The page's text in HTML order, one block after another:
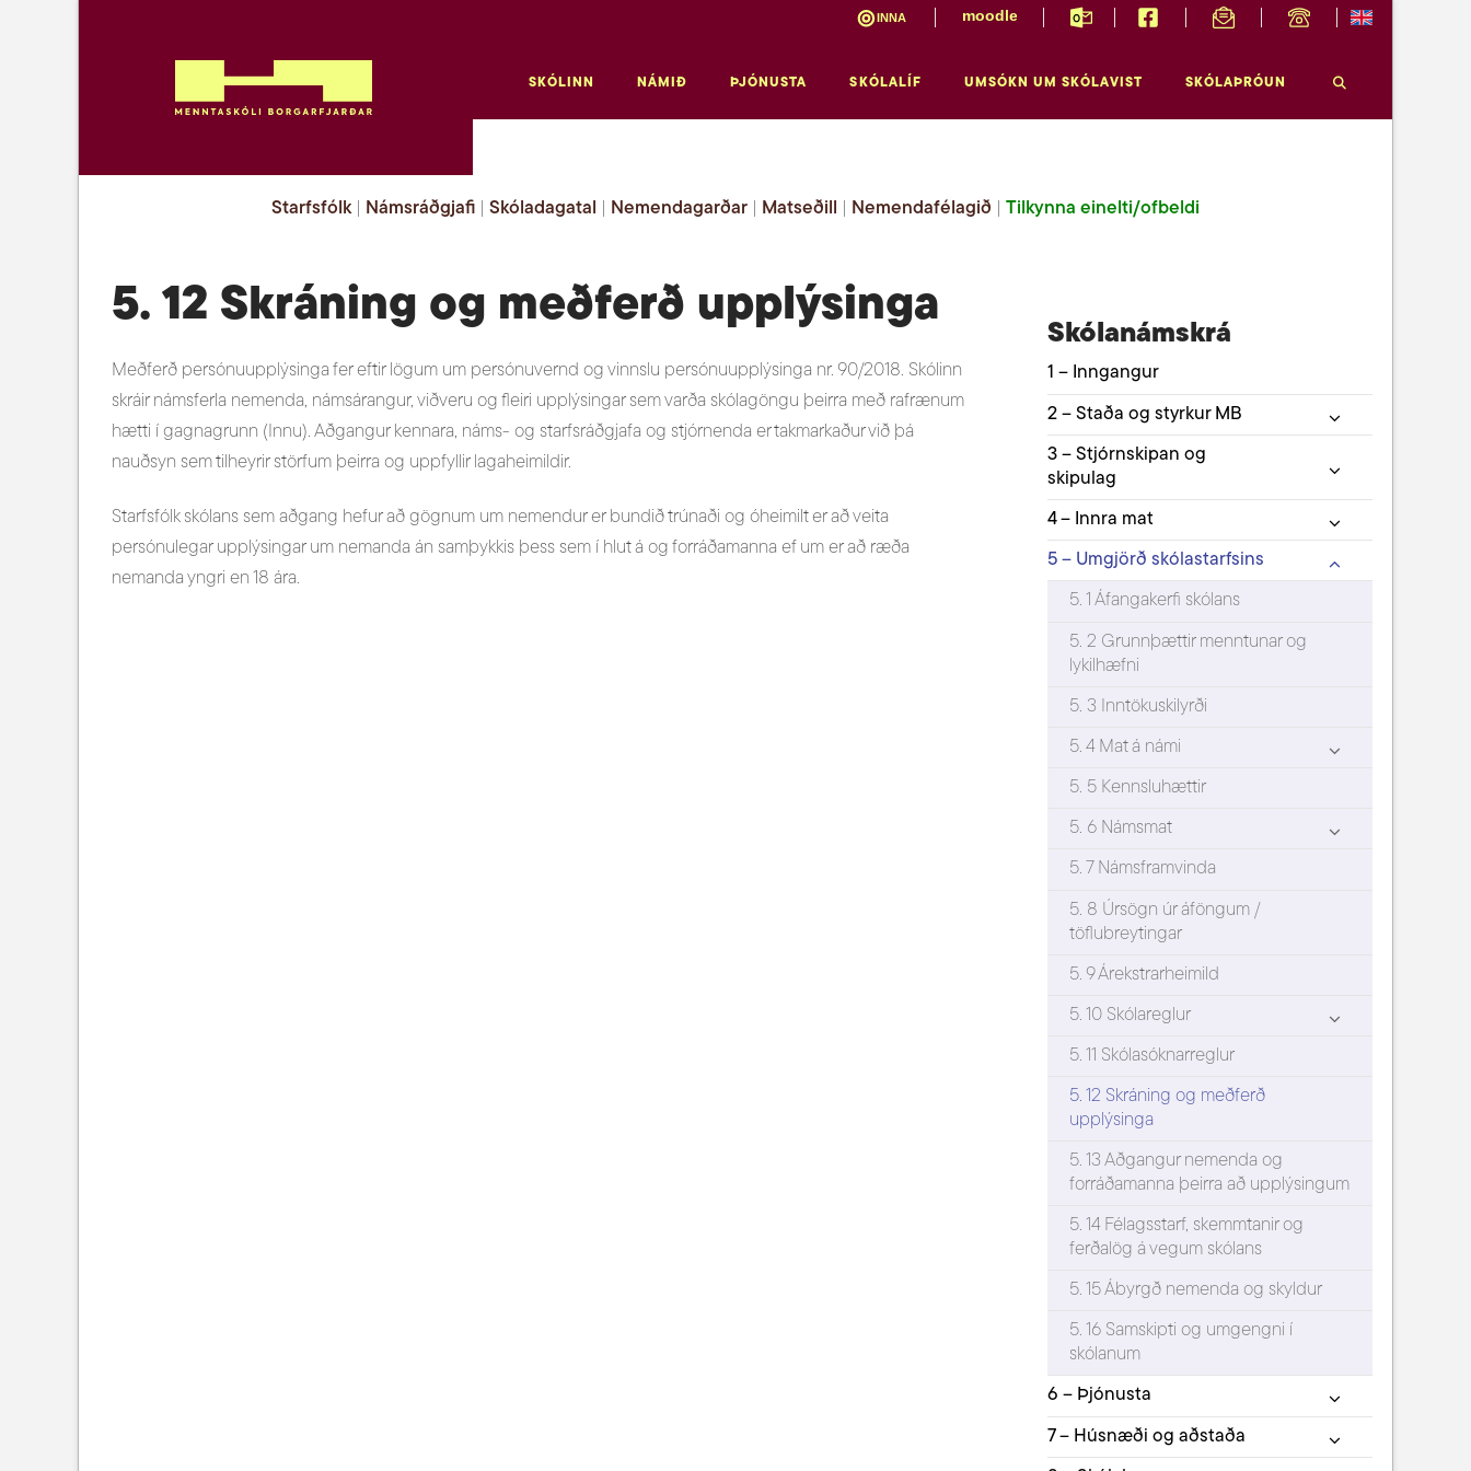
INNA moodle
SKÓLINN NÁMIÐ ÞJÓNUSTA SKÓLALÍF UMSÓKN UM SKÓLAVIST SKÓLAÞRÓUN
Starfsfólk| Námsráðgjafi Skóladagatal Nemendagarðar Matseðill Nemendafélagið Tilkynna einelti/ofbeldi
5. 12 Skráning og meðferð upplýsinga
Meðferð persónuupplýsinga fer eftir lögum um persónuvernd og vinnslu persónuupplýsinga nr. 90/2018. Skólinn
skráir námsferla nemenda, námsárangur, viðveru og fleiri upplýsingar sem varða skólagöngu þeirra með rafrænum
hætti í gagnagrunn (Innu). Aðgangur kennara, náms- og starfsráðgjafa og stjórnenda er takmarkaður við þá
nauðsyn sem tilheyrir störfum þeirra og uppfyllir lagaheimildir.
Starfsfólk skólans sem aðgang hefur að gögnum um nemendur er bundið trúnaði og óheimilt er að veita
persónulegar upplýsingar um nemanda án samþykkis þess sem í hlut á og forráðamanna ef um er að ræða
nemanda yngri en 18 ára.
Skólanámskrá
1 – Inngangur
2 – Staða og styrkur MB
3 – Stjórnskipan og
skipulag
4 – Innra mat
5 – Umgjörð skólastarfsins
5. 1 Áfangakerfi skólans
5. 2 Grunnþættir menntunar og
lykilhæfni
5. 3 Inntökuskilyrði
5. 4 Mat á námi
5. 5 Kennsluhættir
5. 6 Námsmat
5. 7 Námsframvinda
5. 8 Úrsögn úr áföngum /
töflubreytingar
5. 9 Árekstrarheimild
5. 10 Skólareglur
5. 11 Skólasóknarreglur
5. 12 Skráning og meðferð
upplýsinga
5. 13 Aðgangur nemenda og
forráðamanna þeirra að upplýsingum
5. 14 Félagsstarf, skemmtanir og
ferðalög á vegum skólans
5. 15 Ábyrgð nemenda og skyldur
5. 16 Samskipti og umgengni í
skólanum
6 – Þjónusta
7 – Húsnæði og aðstaða